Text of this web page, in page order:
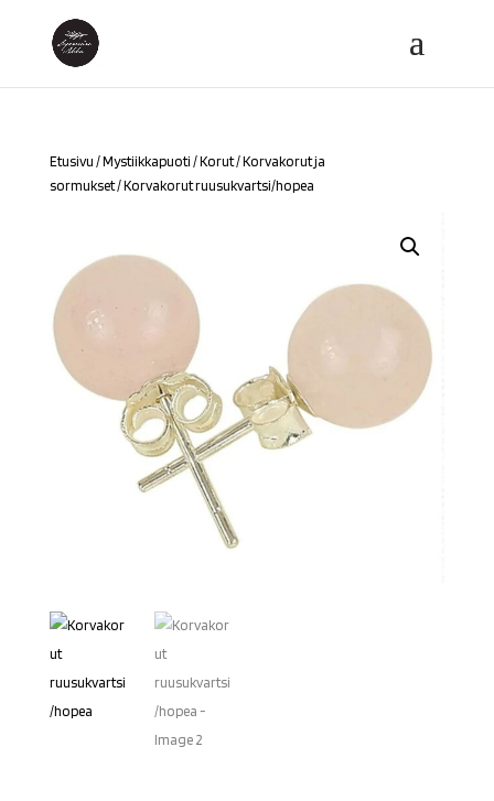
Etusivu /Mystiikkapuoti /Korut/Korvakorut ja
sormukset/ Korvakorut ruusukvartsi/hopea